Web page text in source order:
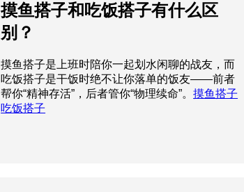
摸鱼搭子和吃饭搭子有什么区
别？
摸鱼搭子是上班时陪你一起划水闲聊的战友，而
吃饭搭子是干饭时绝不让你落单的饭友——前者
帮你“精神存活”，后者管你“物理续命”。摸鱼搭子
吃饭搭子